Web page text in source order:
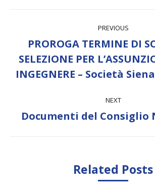
PREVIOUS
Previous
PROROGA TERMINE DI
SELEZIONE PER
INGEGNERE – Società
NEXT
Next
post:
Documenti del Consiglio
Related Posts